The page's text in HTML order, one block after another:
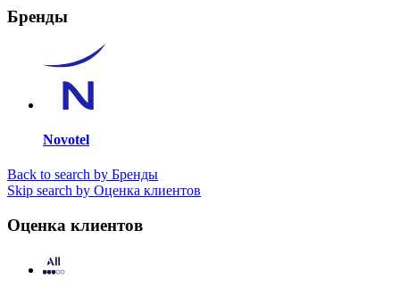
Бренды
Novotel
Back to search by Бренды
Skip search by Оценка клиентов
Оценка клиентов